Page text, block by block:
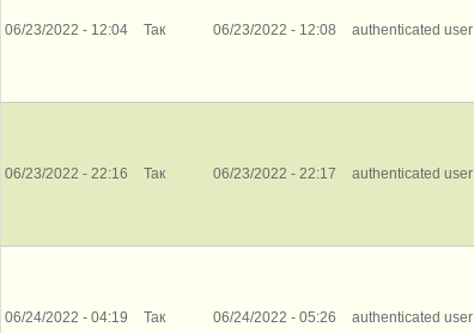
06/23/2022 - 12:04 Так 06/23/2022 - 12:08 authenticated user
06/23/2022 - 22:16 Так 06/23/2022 - 22:17 authenticated user
06/24/2022 - 04:19 Так 06/24/2022 - 05:26 authenticated user